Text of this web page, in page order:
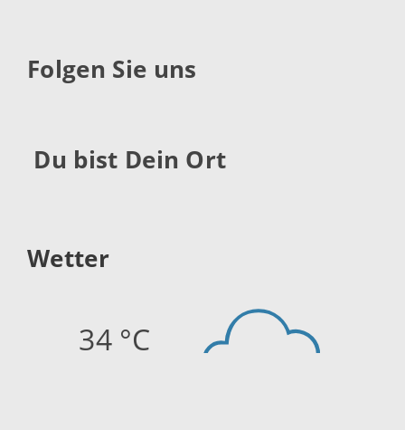
Folgen Sie uns
Du bist Dein Ort
Wetter
34 °C